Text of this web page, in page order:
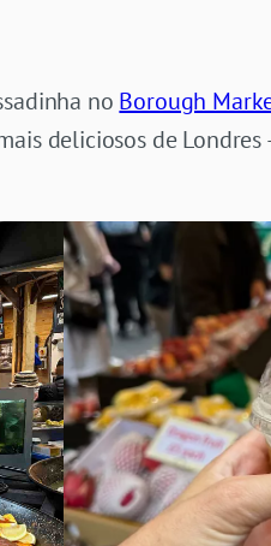
no Borough
deliciosos de